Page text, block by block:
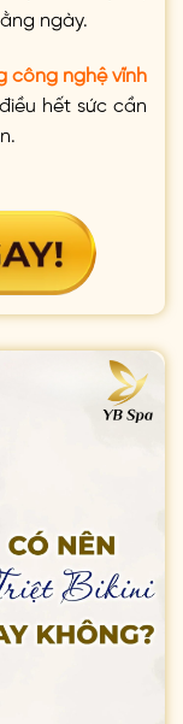
ngày.
công nghệ vĩnh
hết sức cần